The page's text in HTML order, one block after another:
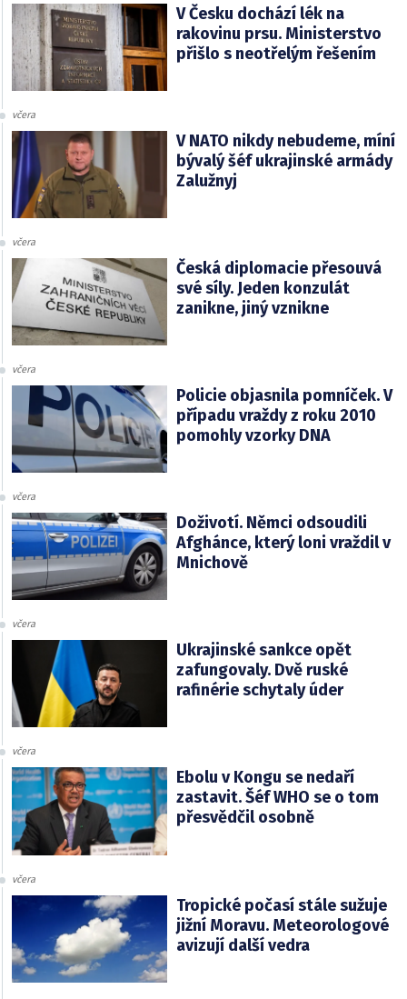
V Česku dochází lék na
rakovinu prsu. Ministerstvo
přišlo s neotřelým řešením
včera
V NATO nikdy nebudeme, míní
bývalý šéf ukrajinské armády
Zalužnyj
včera
Česká diplomacie přesouvá
své síly. Jeden konzulát
zanikne, jiný vznikne
včera
Policie objasnila pomníček. V
případu vraždy z roku 2010
pomohly vzorky DNA
včera
Doživotí. Němci odsoudili
Afghánce, který loni vraždil v
Mnichově
včera
Ukrajinské sankce opět
zafungovaly. Dvě ruské
rafinérie schytaly úder
včera
Ebolu v Kongu se nedaří
zastavit. Šéf WHO se o tom
přesvědčil osobně
včera
Tropické počasí stále sužuje
jižní Moravu. Meteorologové
avizují další vedra